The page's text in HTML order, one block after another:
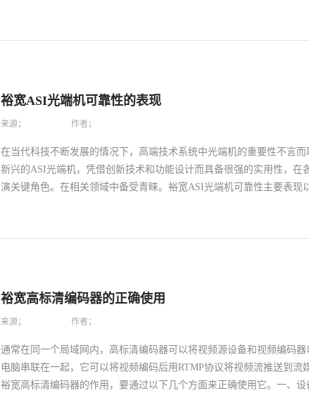
能在短短的几秒钟之内把信息传输到位。该项优势令4K光端机不再受
低的问题，确保了信息能完整通过传输介质。以往的光端机能够将信息
大的信号容量，即通常所指的存储空间，以及能接收到的信息线路数。
位数线路的信息，性能迭代后的4K光端机能接收上百条线路传输的信
和进步。三大主要优势造就了4K光端机受欢迎的局面，此外4K光端机
日处于平稳的运行状态，这一点是其他光端机难以超越的。截至目前，
裕宽ASI光端机可靠性的表现
来源； 作者；
在当代科技不断发展的情况下，高端技术系统中光端机的重要性不言
新兴的ASI光端机，凭借创新技术和功能设计而具备很强的实用性，在
演关键角色。在相关领域中备受青睐。裕宽ASI光端机可靠性主要表现
几点：一、使用稳定性极强设备在各个技术领域中运行表现出来的稳
这也是当前大多数科技领域客户都愿意给ASI光端机好评的关键缘由。
方面的高水平表现便可看出，所以一些大型科技领域品牌企业都愿意与
今时代的发展让ASI光端机大有用武之地，对此我公司设备研发的实用
没，良好的技术适配性也是我公司ASI光端机这些年来保持稳定进步的
裕宽高标清编码器的正确使用
来源； 作者；
通常在同一个局域网内，高标清编码器可以将视频源设备和视频编码
电脑串联在一起，它可以将视频编码后用RTMP协议将视频流推送到流
裕宽高标清编码器的作用，要通过以下几个方面来正确使用它。一、设